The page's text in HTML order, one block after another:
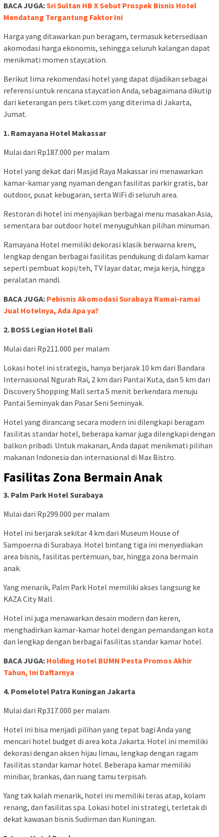
BACA JUGA:Sri Sultan HB X Sebut Prospek Bisnis Hotel
Mendatang Tergantung Faktor Ini
Harga yang ditawarkan pun beragam, termasuk ketersediaan
akomodasi harga ekonomis, sehingga seluruh kalangan dapat
menikmati momen staycation.
Berikut lima rekomendasi hotel yang dapat dijadikan sebagai
referensi untuk rencana staycation Anda, sebagaimana dikutip
dari keterangan pers tiket.com yang diterima di Jakarta,
Jumat.
1. Ramayana Hotel Makassar
Mulai dari Rp187.000 per malam
Hotel yang dekat dari Masjid Raya Makassar ini menawarkan
kamar-kamar yang nyaman dengan fasilitas parkir gratis, bar
outdoor, pusat kebugaran, serta WiFi di seluruh area.
Restoran di hotel ini menyajikan berbagai menu masakan Asia,
sementara bar outdoor hotel menyuguhkan pilihan minuman.
Ramayana Hotel memiliki dekorasi klasik berwarna krem,
lengkap dengan berbagai fasilitas pendukung di dalam kamar
seperti pembuat kopi/teh, TV layar datar, meja kerja, hingga
peralatan mandi.
BACA JUGA: Pebisnis Akomodasi Surabaya Ramai-ramai
Jual Hotelnya, Ada Apa ya?
2. BOSS Legian Hotel Bali
Mulai dari Rp211.000 per malam
Lokasi hotel ini strategis, hanya berjarak 10 km dari Bandara
Internasional Ngurah Rai, 2 km dari Pantai Kuta, dan 5 km dari
Discovery Shopping Mall serta 5 menit berkendara menuju
Pantai Seminyak dan Pasar Seni Seminyak.
Hotel yang dirancang secara modern ini dilengkapi beragam
fasilitas standar hotel, beberapa kamar juga dilengkapi dengan
balkon pribadi. Untuk makanan, Anda dapat menikmati pilihan
makanan Indonesia dan internasional di Max Bistro.
Fasilitas Zona Bermain Anak
3. Palm Park Hotel Surabaya
Mulai dari Rp299.000 per malam
Hotel ini berjarak sekitar 4 km dari Museum House of
Sampoerna di Surabaya. Hotel bintang tiga ini menyediakan
area bisnis, fasilitas pertemuan, bar, hingga zona bermain
anak.
Yang menarik, Palm Park Hotel memiliki akses langsung ke
KAZA City Mall.
Hotel ini juga menawarkan desain modern dan keren,
menghadirkan kamar-kamar hotel dengan pemandangan kota
dan lengkap dengan berbagai fasilitas standar kamar hotel.
BACA JUGA: Holding Hotel BUMN Pesta Promos Akhir
Tahun, Ini Daftarnya
4. Pomelotel Patra Kuningan Jakarta
Mulai dari Rp317.000 per malam
Hotel ini bisa menjadi pilihan yang tepat bagi Anda yang
mencari hotel budget di area kota Jakarta. Hotel ini memiliki
dekorasi dengan aksen hijau limau, lengkap dengan ragam
fasilitas standar kamar hotel. Beberapa kamar memiliki
minibar, brankas, dan ruang tamu terpisah.
Yang tak kalah menarik, hotel ini memiliki teras atap, kolam
renang, dan fasilitas spa. Lokasi hotel ini strategi, terletak di
dekat kawasan bisnis Sudirman dan Kuningan.